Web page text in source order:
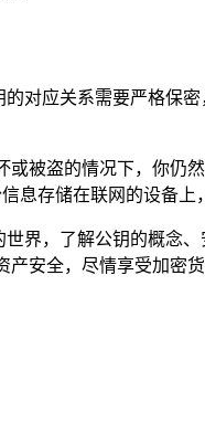
对应关系需要严格保
被盗的情况下，你仍
息存储在联网的设备上
界，了解公钥的概念
安全，尽情享受加密货